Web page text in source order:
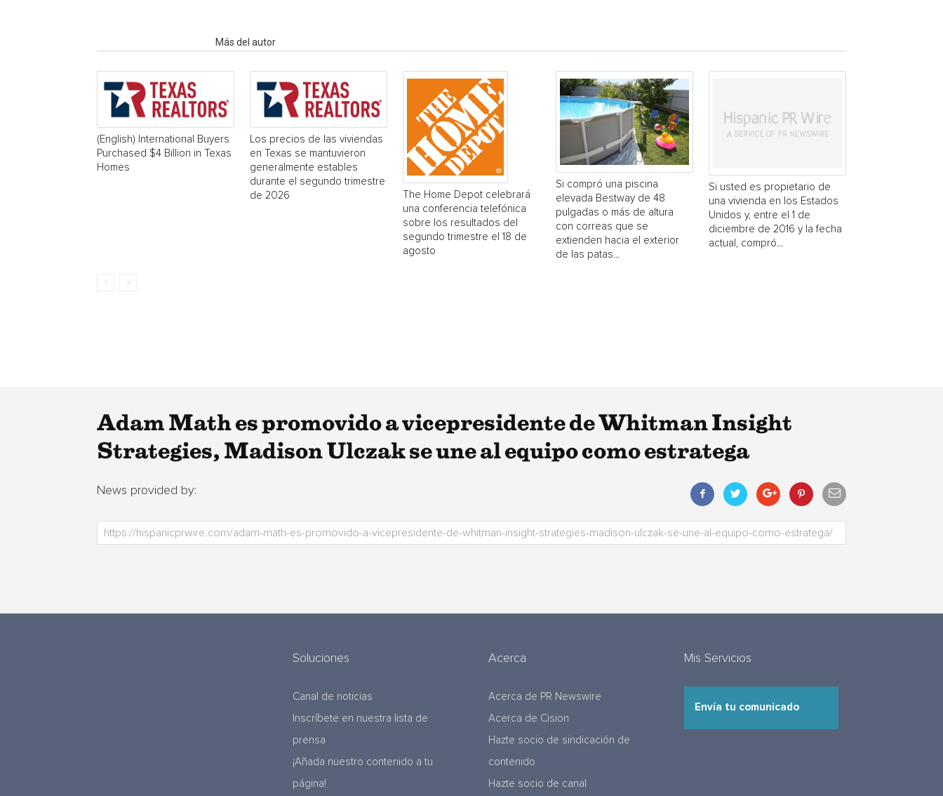
Más del autor
(English) International Buyers
Purchased $4 Billion in Texas
Homes
Los precios de las viviendas
en Texas se mantuvieron
generalmente estables
durante el segundo trimestre
de 2026
The Home Depot celebrará
una conferencia telefónica
sobre los resultados del
segundo trimestre el 18 de
agosto
Si compró una piscina
elevada Bestway de 48
pulgadas o más de altura
con correas que se
extienden hacia el exterior
de las patas...
Si usted es propietario de
una vivienda en los Estados
Unidos y, entre el 1 de
diciembre de 2016 y la fecha
actual, compró...
Adam Math es promovido a vicepresidente de Whitman Insight
Strategies, Madison Ulczak se une al equipo como estratega
News provided by:
Soluciones
Canal de noticias
Inscríbete en nuestra lista de
prensa
¡Añada nuestro contenido a tu
página!
Acerca
Acerca de PR Newswire
Acerca de Cision
Hazte socio de sindicación de
contenido
Hazte socio de canal
Mis Servicios
Envía tu comunicado